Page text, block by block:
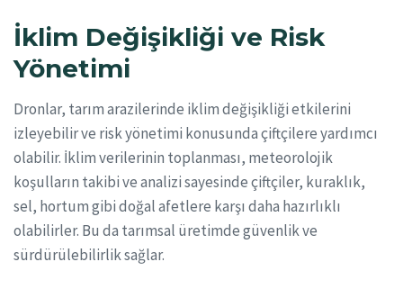
İklim Değişikliği ve Risk
Yönetimi
Dronlar, tarım arazilerinde iklim değişikliği etkilerini
izleyebilir ve risk yönetimi konusunda çiftçilere yardımcı
olabilir. İklim verilerinin toplanması, meteorolojik
koşulların takibi ve analizi sayesinde çiftçiler, kuraklık,
sel, hortum gibi doğal afetlere karşı daha hazırlıklı
olabilirler. Bu da tarımsal üretimde güvenlik ve
sürdürülebilirlik sağlar.